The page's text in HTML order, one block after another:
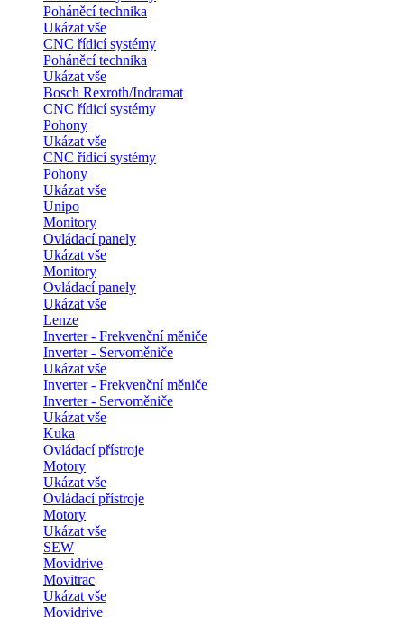
Poháněcí technika
Ukázat vše
CNC řídicí systémy
Poháněcí technika
Ukázat vše
Bosch Rexroth/Indramat
CNC řídicí systémy
Pohony
Ukázat vše
CNC řídicí systémy
Pohony
Ukázat vše
Unipo
Monitory
Ovládací panely
Ukázat vše
Monitory
Ovládací panely
Ukázat vše
Lenze
Inverter - Frekvenční měniče
Inverter - Servoměniče
Ukázat vše
Inverter - Frekvenční měniče
Inverter - Servoměniče
Ukázat vše
Kuka
Ovládací přístroje
Motory
Ukázat vše
Ovládací přístroje
Motory
Ukázat vše
SEW
Movidrive
Movitrac
Ukázat vše
Movidrive